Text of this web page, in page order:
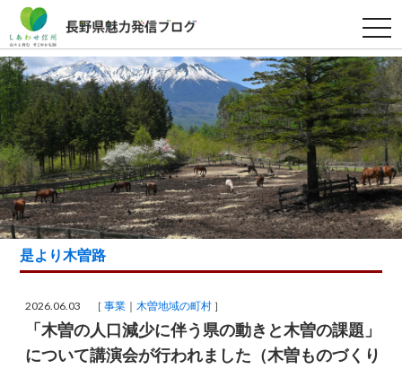
t
o
g
g
l
e
n
a
v
i
g
a
t
i
o
n
是より木曽路
2026.06.03 ［事業 木曽地域の町村 ］
「木曽の人口減少に伴う県の動きと木曽の課題」
について講演会が行われました（木曽ものづくり